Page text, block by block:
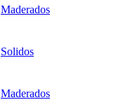
Maderados
Solidos
Maderados